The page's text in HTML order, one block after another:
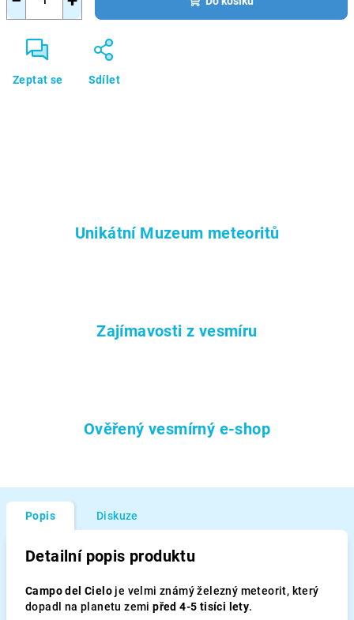
Zeptat se Sdílet
Unikátní Muzeum meteoritů
Zajímavosti z vesmíru
Ověřený vesmírný e-shop
Popis Diskuze
Detailní popis produktu
Campo del Cielo je velmi známý železný meteorit, který
dopadl na planetu zemipřed 4-5 tisíci lety.